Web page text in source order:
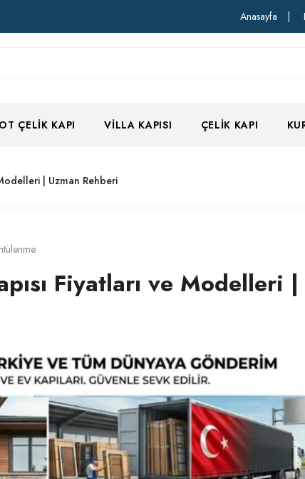
Anasayfa
ÇELIK KAPI VILLA KAPISI ÇELIK KAPI
| Uzman Rehberi
Fiyatları ve Modelleri |